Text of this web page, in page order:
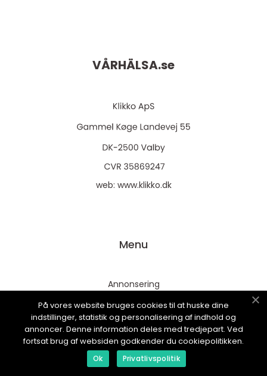
VÅRHÄLSA.se
web: www.klikko.dk
Menu
Annonsering
Om oss
Cookies
Kontakta oss
Sitemap
På vores website bruges cookies til at huske dine
indstillinger, statistik og personalisering af indhold og
annoncer. Denne information deles med tredjepart. Ved
fortsat brug af websiden godkender du cookiepolitikken.
Ok Privatlivspolitik